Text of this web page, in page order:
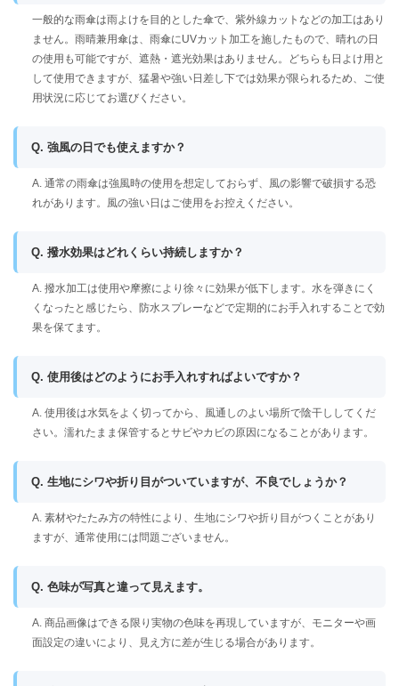
一般的な雨傘は雨よけを目的とした傘で、紫外線カットなどの加工はあり
ません。雨晴兼用傘は、雨傘にUVカット加工を施したもので、晴れの日
の使用も可能ですが、遮熱・遮光効果はありません。どちらも日よけ用と
して使用できますが、猛暑や強い日差し下では効果が限られるため、ご使
用状況に応じてお選びください。
Q. 強風の日でも使えますか？
A. 通常の雨傘は強風時の使用を想定しておらず、風の影響で破損する恐
れがあります。風の強い日はご使用をお控えください。
Q. 撥水効果はどれくらい持続しますか？
A. 撥水加工は使用や摩擦により徐々に効果が低下します。水を弾きにく
くなったと感じたら、防水スプレーなどで定期的にお手入れすることで効
果を保てます。
Q. 使用後はどのようにお手入れすればよいですか？
A. 使用後は水気をよく切ってから、風通しのよい場所で陰干ししてくだ
さい。濡れたまま保管するとサビやカビの原因になることがあります。
Q. 生地にシワや折り目がついていますが、不良でしょうか？
A. 素材やたたみ方の特性により、生地にシワや折り目がつくことがあり
ますが、通常使用には問題ございません。
Q. 色味が写真と違って見えます。
A. 商品画像はできる限り実物の色味を再現していますが、モニターや画
面設定の違いにより、見え方に差が生じる場合があります。